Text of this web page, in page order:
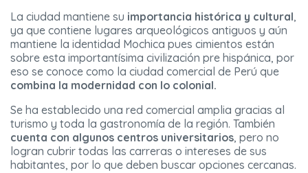
La ciudad mantiene su importancia histórica y cultural,
ya que contiene lugares arqueológicos antiguos y aún
mantiene la identidad Mochica pues cimientos están
sobre esta importantísima civilización pre hispánica, por
eso se conoce como la ciudad comercial de Perú que
combina la modernidad con lo colonial.
Se ha establecido una red comercial amplia gracias al
turismo y toda la gastronomía de la región. También
cuenta con algunos centros universitarios, pero no
logran cubrir todas las carreras o intereses de sus
habitantes, por lo que deben buscar opciones cercanas.